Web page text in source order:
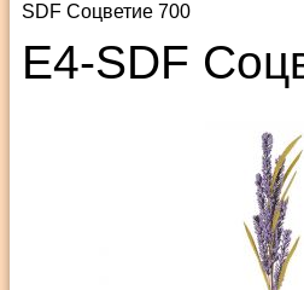
SDF Соцветие 700
E4-SDF